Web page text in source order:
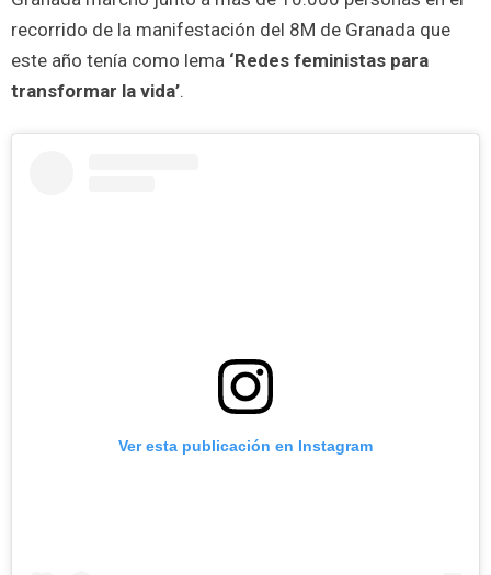
recorrido de la manifestación del 8M de Granada que
este año tenía como lema ‘Redes feministas para
transformar la vida’.
Ver esta publicación en Instagram